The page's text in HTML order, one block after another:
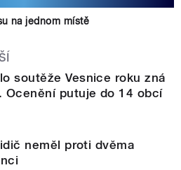
na jednom místě
soutěže Vesnice roku zná
Ocenění putuje do 14 obcí
neměl proti dvěma